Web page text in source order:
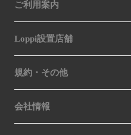
ご利用案内
Loppi設置店舗
規約・その他
会社情報